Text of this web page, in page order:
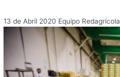
13 de Abril 2020 Equipo Redagrícola